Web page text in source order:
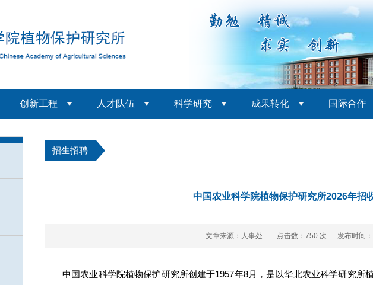
创新工程 人才队伍 科学研究 成果转化 国际合作
招生招聘
中国农业科学院植物保护研究所2026年招
文章来源：人事处 点击数： 750 次 发布时间：
中国农业科学院植物保护研究所创建于1957年8月，是以华北农业科学研究所